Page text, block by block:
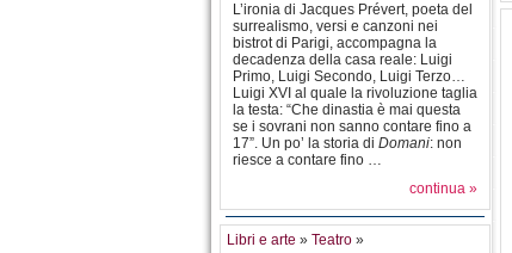
L’ironia di Jacques Prévert, poeta del
surrealismo, versi e canzoni nei
bistrot di Parigi, accompagna la
decadenza della casa reale: Luigi
Primo, Luigi Secondo, Luigi Terzo…
Luigi XVI al quale la rivoluzione taglia
la testa: “Che dinastia è mai questa
se i sovrani non sanno contare fino a
17”. Un po’ la storia di Domani: non
riesce a contare fino …
continua »
Libri e arte » Teatro »